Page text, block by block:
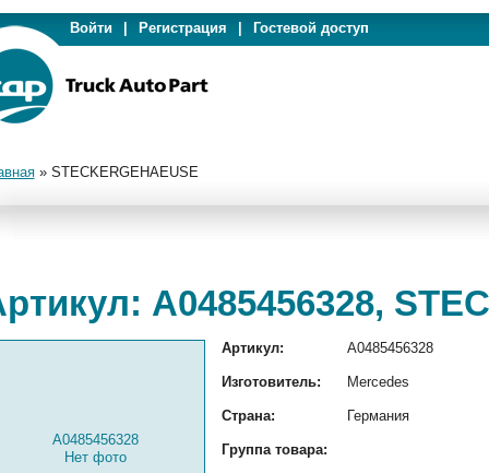
Войти Регистрация Гостевой доступ
» STECKERGEHAEUSE
A0485456328,
A0485456328
Нет фото
Артикул: A0485456328
Изготовитель: Mercedes
Страна: Германия
Группа товара: